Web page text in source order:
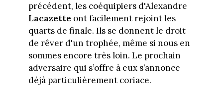
précédent, les coéquipiers d'Alexandre
Lacazette ont facilement rejoint les
quarts de finale. Ils se donnent le droit
de rêver d'un trophée, même si nous en
sommes encore très loin. Le prochain
adversaire qui s’offre à eux s’annonce
déjà particulièrement coriace.